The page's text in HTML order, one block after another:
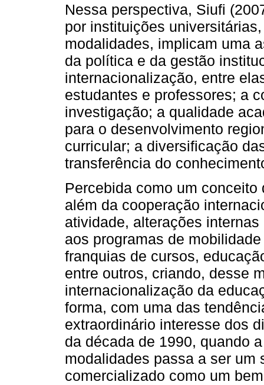
Nessa perspectiva, Siufi
por instituições
modalidades, implicam uma
da política e da gestão
internacionalização, entre
estudantes e professores; a
investigação; a qualidade
para o desenvolvimento
curricular; a diversificação
transferência do
Percebida como um
além da cooperação
atividade, alterações
aos programas de
franquias de cursos,
entre outros, criando, desse
internacionalização da
forma, com uma das
extraordinário interesse dos
da década de 1990, quando
modalidades passa a ser
comercializado como um